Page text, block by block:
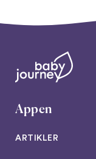
Appen
ARTIKLER